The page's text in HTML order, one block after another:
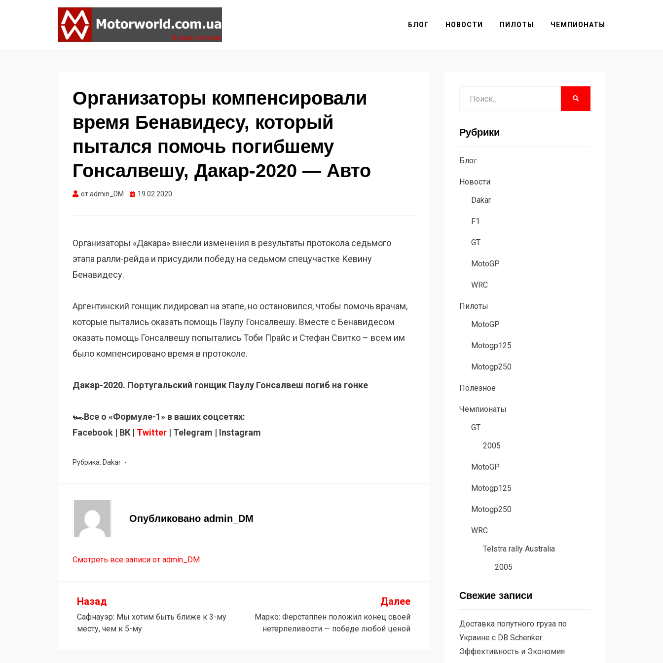
БЛОГ НОВОСТИ ПИЛОТЫ ЧЕМПИОНАТЫ
Организаторы компенсировали
время Бенавидесу, который
пытался помочь погибшему
Гонсалвешу, Дакар-2020 — Авто
отadmin_DM Опубликовано
19.02.2020
Организаторы «Дакара» внесли изменения в результаты протокола седьмого
этапа ралли-рейда и присудили победу на седьмом спецучастке Кевину
Бенавидесу.
Аргентинский гонщик лидировал на этапе, но остановился, чтобы помочь врачам,
которые пытались оказать помощь Паулу Гонсалвешу. Вместе с Бенавидесом
оказать помощь Гонсалвешу попытались Тоби Прайс и Стефан Свитко – всем им
было компенсировано время в протоколе.
Дакар-2020. Португальский гонщик Паулу Гонсалвеш погиб на гонке
🏎Все о «Формуле-1» в ваших соцсетях:
Facebook | ВК | Twitter | Telegram | Instagram
Рубрика: Dakar
Опубликовано admin_DM
Смотреть все записи от admin_DM
Навигация
по
Назад
Сафнауэр: Мы хотим быть ближе к 3-му
месту, чем к 5-му
Далее
Марко: Ферстаппен положил конец своей
нетерпеливости — победе любой ценой
Рубрики
Блог
Новости
Dakar
F1
GT
MotoGP
WRC
Пилоты
MotoGP
Motogp125
Motogp250
Полезное
Чемпионаты
GT
2005
MotoGP
Motogp125
Motogp250
WRC
Telstra rally Australia
2005
Свежие записи
Доставка попутного груза по
Украине с DB Schenker:
Эффективность и Экономия